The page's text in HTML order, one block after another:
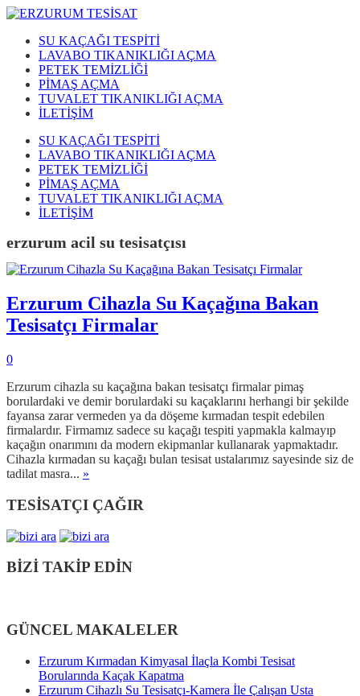
SU KAÇAĞI TESPİTİ
LAVABO TIKANIKLIĞI AÇMA
PETEK TEMİZLİĞİ
PİMAŞ AÇMA
TUVALET TIKANIKLIĞI AÇMA
İLETİŞİM
SU KAÇAĞI TESPİTİ
LAVABO TIKANIKLIĞI AÇMA
PETEK TEMİZLİĞİ
PİMAŞ AÇMA
TUVALET TIKANIKLIĞI AÇMA
İLETİŞİM
erzurum acil su tesisatçısı
Erzurum Cihazla Su Kaçağına Bakan
Tesisatçı Firmalar
0
Erzurum cihazla su kaçağına bakan tesisatçı firmalar pimaş
borulardaki ve demir borulardaki su kaçaklarını herhangi bir şekilde
fayansa zarar vermeden ya da döşeme kırmadan tespit edebilen
firmalardır. Firmamız sadece su kaçağı tespiti yapmakla kalmayıp
kaçağın onarımını da modern ekipmanlar kullanarak yapmaktadır.
Cihazla kırmadan su kaçağı bulan tesisat ustalarımız sayesinde siz de
tadilat masra... »
TESİSATÇI ÇAĞIR
BİZİ TAKİP EDİN
GÜNCEL MAKALELER
Erzurum Kırmadan Kimyasal İlaçla Kombi Tesisat
Borularında Kaçak Kapatma
Erzurum Cihazlı Su Tesisatçı-Kamera İle Çalışan Usta